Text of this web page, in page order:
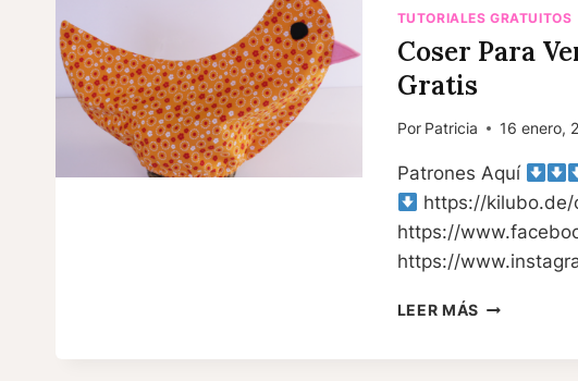
TUTORIALES GRATUITOS
Coser Para
Gratis
Por Patricia 16 enero,
Patrones Aquí
https://kilubo.de/
https://
https://
LEER MÁS COSER